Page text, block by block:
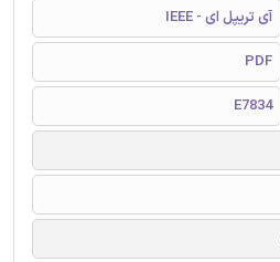
آی تریپل ای - IEEE
PDF
E7834